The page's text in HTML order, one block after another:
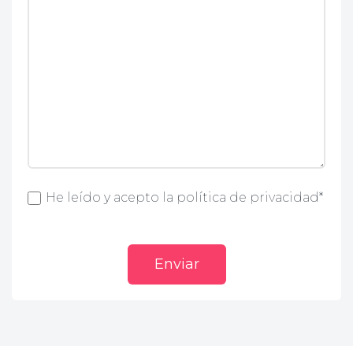
He leído y acepto la política de privacidad*